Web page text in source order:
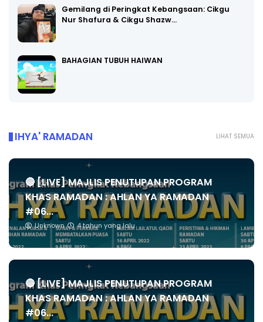
Gemilang di Peringkat Kebangsaan: Cikgu
Nur Shafura & Cikgu Shazw…
BAHAGIAN TUBUH HAIWAN
LIHAT SEMUA
IHYA' RAMADAN
🔴 [LIVE] MAJLIS PENUTUPAN PROGRAM
KHAS RAMADAN : AHLAN YA RAMADAN
#06...
Unknown 4 tahun yang lalu
🔴 [LIVE] MAJLIS PENUTUPAN PROGRAM
KHAS RAMADAN : AHLAN YA RAMADAN
#06...